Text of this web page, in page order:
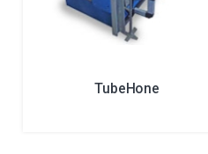
TubeHone